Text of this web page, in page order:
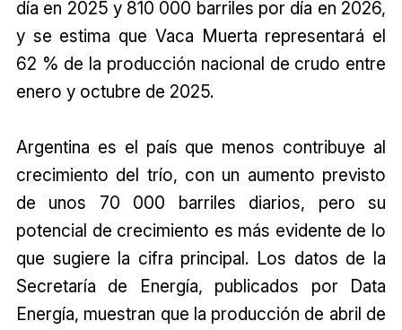
día en 2025 y 810 000 barriles por día en 2026,
y se estima que Vaca Muerta representará el
62 % de la producción nacional de crudo entre
enero y octubre de 2025.
Argentina es el país que menos contribuye al
crecimiento del trío, con un aumento previsto
de unos 70 000 barriles diarios, pero su
potencial de crecimiento es más evidente de lo
que sugiere la cifra principal. Los datos de la
Secretaría de Energía, publicados por Data
Energía, muestran que la producción de abril de